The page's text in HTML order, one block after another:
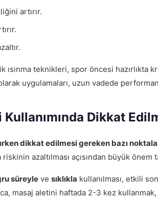
artırır.
ısınma teknikleri, spor öncesi hazırlıkta
uygulamaları, uzun vadede
Dikkat
dikkat edilmesi gereken bazı
azaltılması açısından büyük önem
süreyle ve sıklıkla kullanılması, etkili
masaj aletini haftada 2-3 kez kullanmak,